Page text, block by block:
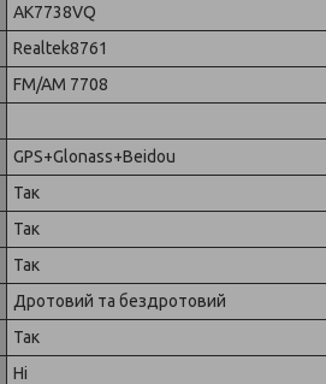
AK7738VQ
Realtek8761
FM/AM 7708
GPS+Glonass+Beidou
Так
Так
Так
Дротовий та бездротовий
Так
Ні